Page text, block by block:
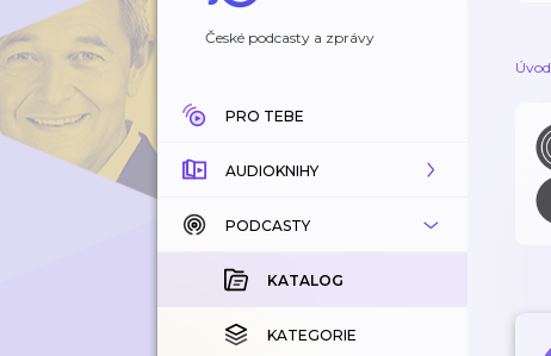
České podcasty a zprávy
PRO TEBE
AUDIOKNIHY
KATALOG
KOUPENÉ
KATEGORIE
PODCASTY
KATALOG
KATEGORIE
Úvod